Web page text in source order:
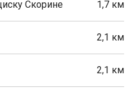
Скорине 1,7 км
2,1 км
2,1 км